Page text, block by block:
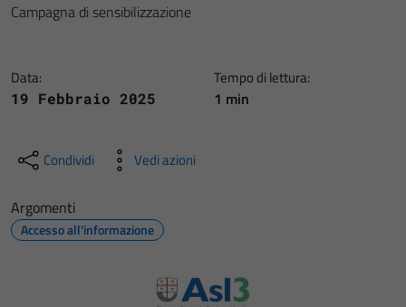
Campagna di sensibilizzazione
Data:
19 Febbraio 2025
Tempo di lettura:
1 min
Condividi Vedi azioni
Argomenti
Accesso all'informazione